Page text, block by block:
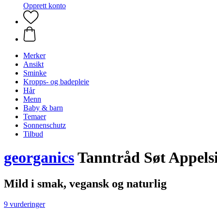
Opprett konto
Merker
Ansikt
Sminke
Kropps- og badepleie
Hår
Menn
Baby & barn
Temaer
Sonnenschutz
Tilbud
georganicsTanntråd Søt
Mild i smak, vegansk og naturlig
9 vurderinger